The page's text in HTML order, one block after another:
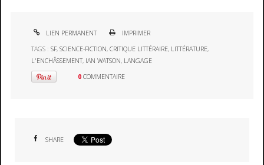
LIEN PERMANENT
IMPRIMER
TAGS :SF,SCIENCE-FICTION,CRITIQUE LITTÉRAIRE, LITTÉRATURE,
L'ENCHÂSSEMENT, IAN WATSON, LANGAGE
0 COMMENTAIRE
SHARE